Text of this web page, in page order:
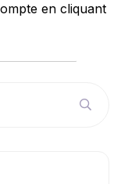
en cliquant